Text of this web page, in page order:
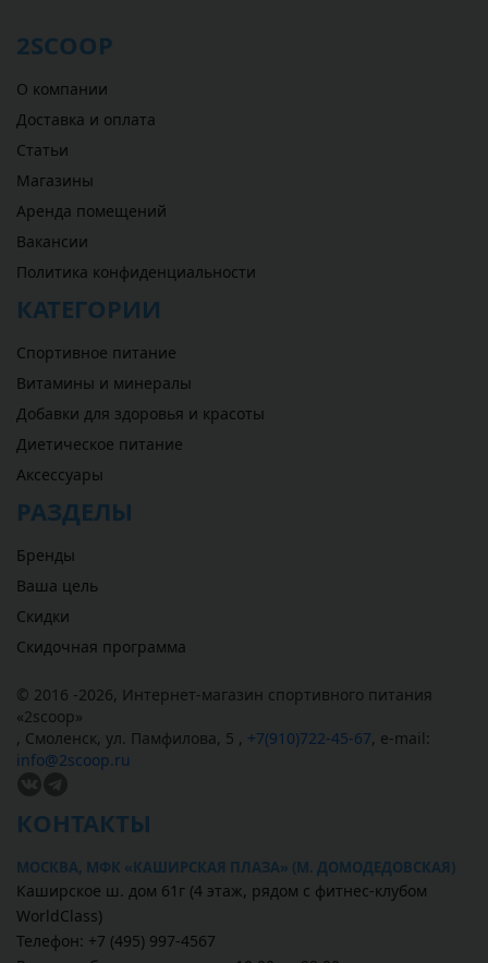
2SCOOP
О компании
Доставка и оплата
Статьи
Магазины
Аренда помещений
Вакансии
Политика конфиденциальности
КАТЕГОРИИ
Спортивное питание
Витамины и минералы
Добавки для здоровья и красоты
Диетическое питание
Аксессуары
РАЗДЕЛЫ
Бренды
Ваша цель
Скидки
Скидочная программа
© 2016 -2026, Интернет-магазин спортивного питания
«2scoop»
, Смоленск, ул. Памфилова, 5 , +7(910)722-45-67, e-mail:
info@2scoop.ru
КОНТАКТЫ
МОСКВА, МФК «КАШИРСКАЯ ПЛАЗА» (М. ДОМОДЕДОВСКАЯ)
Каширское ш. дом 61г (4 этаж, рядом с фитнес-клубом
WorldClass)
Телефон: +7 (495) 997-4567